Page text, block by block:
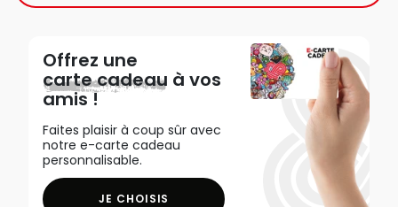
Offrez une
carte cadeau à vos
amis !
Faites plaisir à coup sûr avec
notre e-carte cadeau
personnalisable.
JE CHOISIS